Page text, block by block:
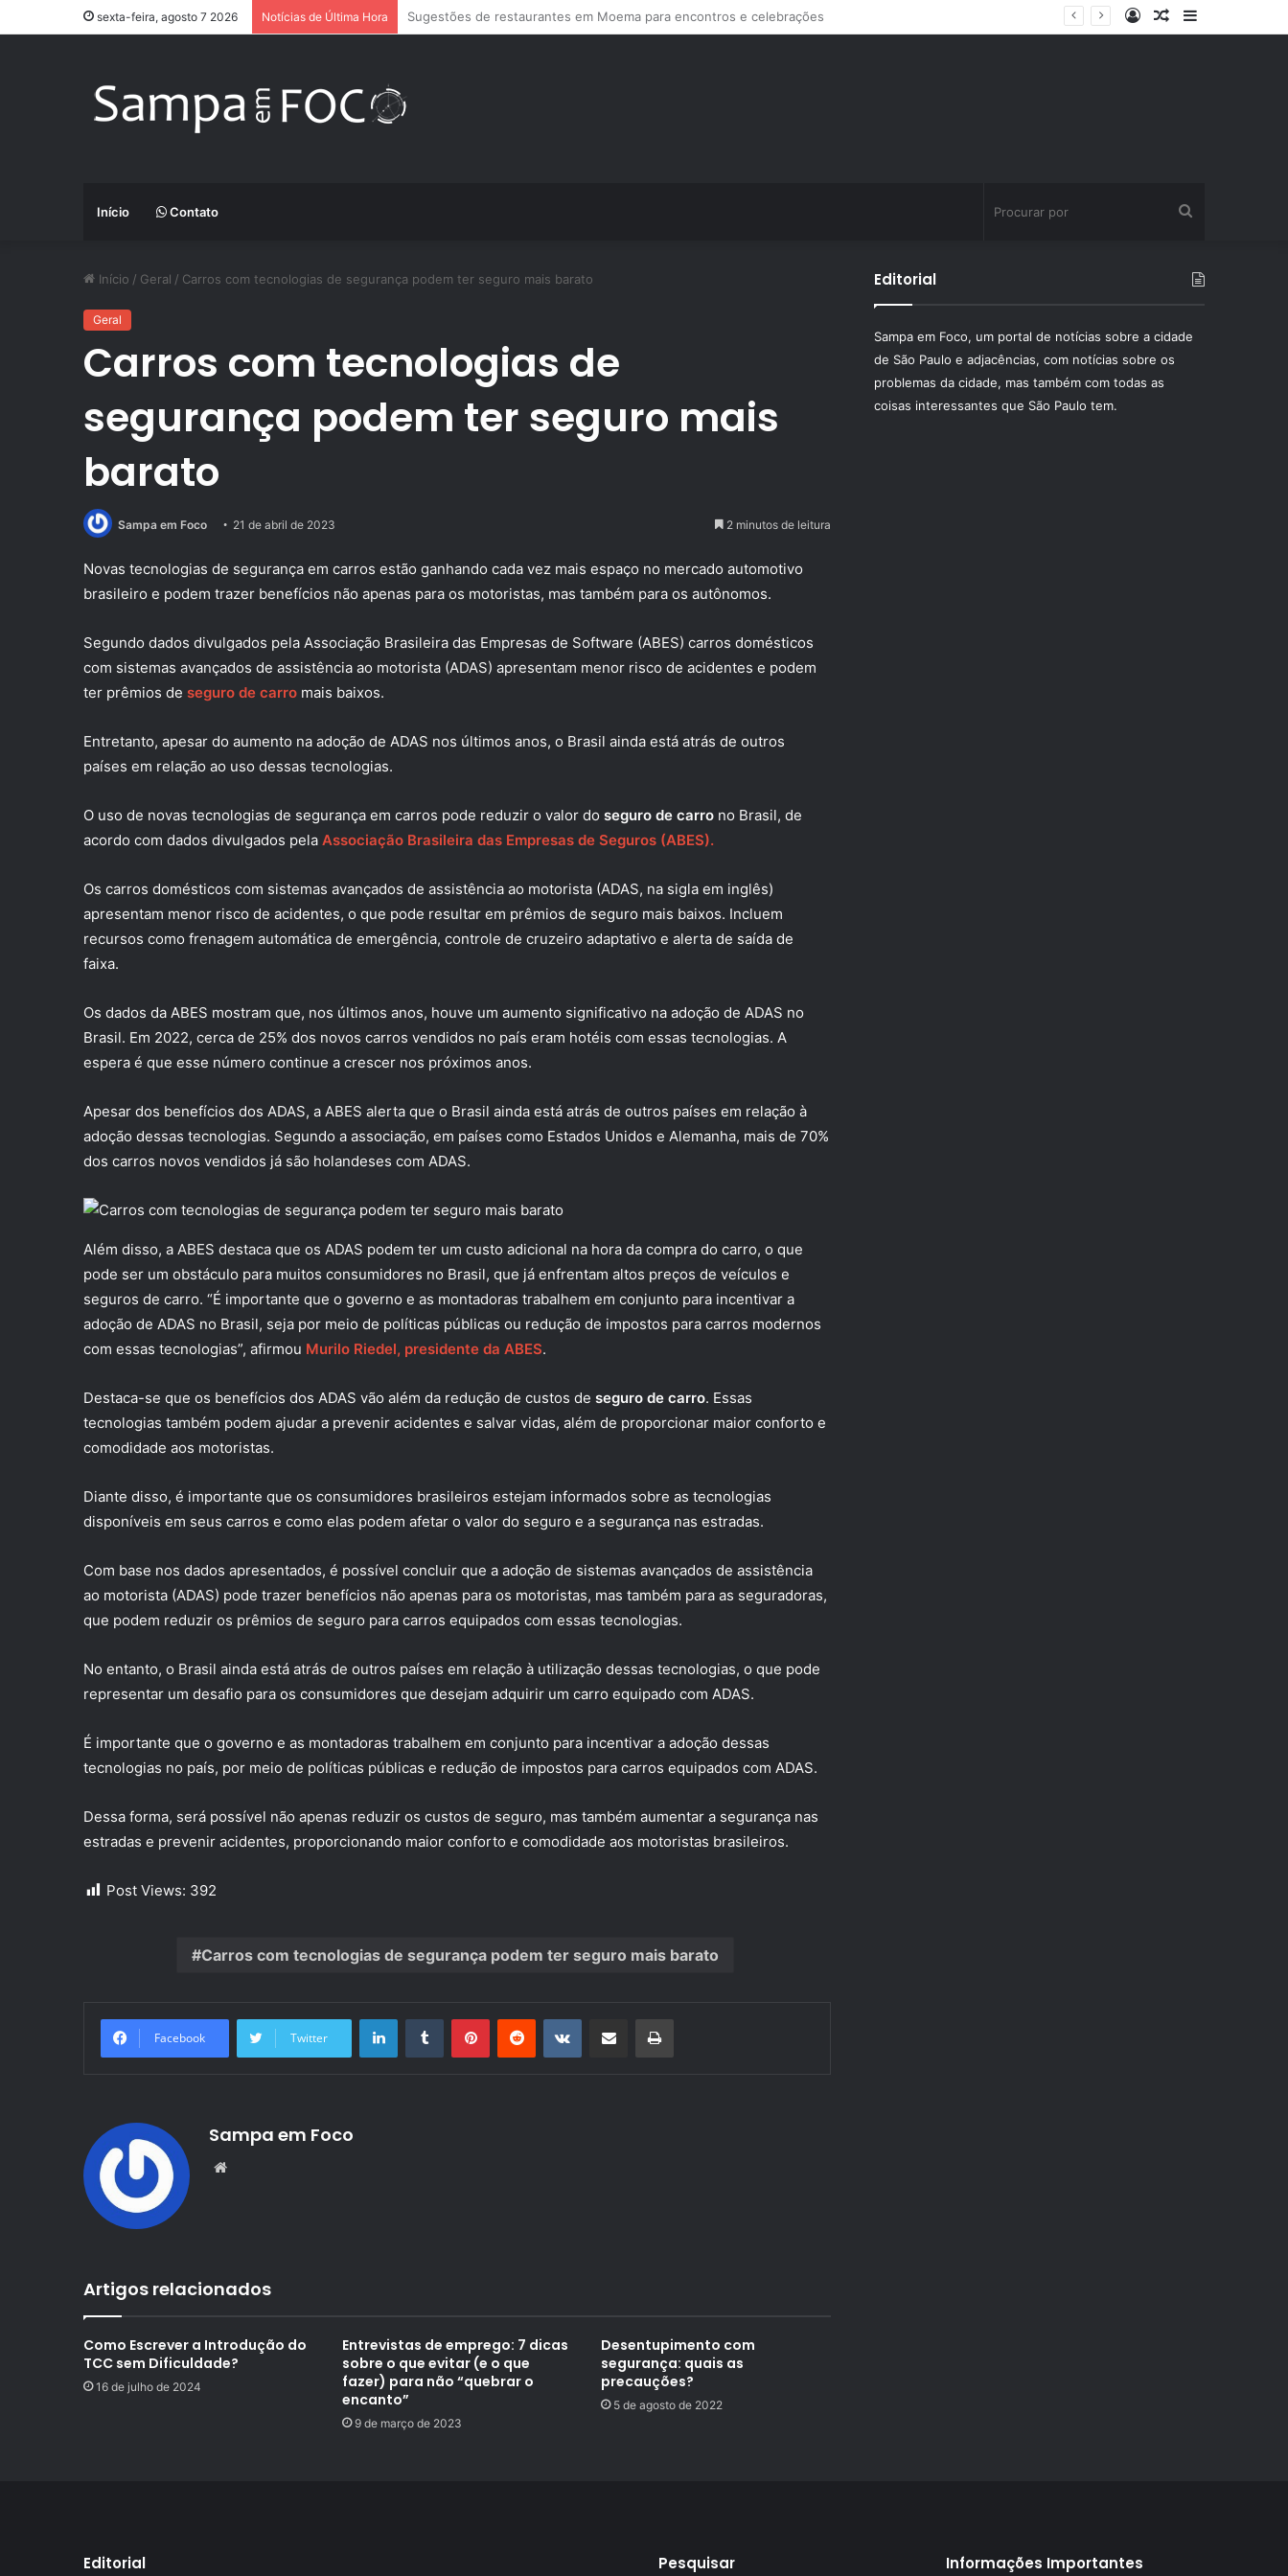
sexta-feira, agosto 7 2026 Notícias de Última Hora Apps de treino personalizado crescem no Brasil e impulsionam modelo de assinatura fitness
Barra
Artigo
Entrar
Início Contato
por
Início / Geral / Carros com tecnologias de segurança podem ter seguro mais barato
Geral
Carros com tecnologias de
segurança podem ter seguro mais
barato
Sampa em Foco 21 de abril de 2023 2 minutos de leitura
Novas tecnologias de segurança em carros estão ganhando cada vez mais espaço no mercado automotivo
brasileiro e podem trazer benefícios não apenas para os motoristas, mas também para os autônomos.
Segundo dados divulgados pela Associação Brasileira das Empresas de Software (ABES) carros domésticos
com sistemas avançados de assistência ao motorista (ADAS) apresentam menor risco de acidentes e podem
ter prêmios de seguro de carro mais baixos.
Entretanto, apesar do aumento na adoção de ADAS nos últimos anos, o Brasil ainda está atrás de outros
países em relação ao uso dessas tecnologias.
O uso de novas tecnologias de segurança em carros pode reduzir o valor do seguro de carro no Brasil, de
acordo com dados divulgados pela Associação Brasileira das Empresas de Seguros (ABES).
Os carros domésticos com sistemas avançados de assistência ao motorista (ADAS, na sigla em inglês)
apresentam menor risco de acidentes, o que pode resultar em prêmios de seguro mais baixos. Incluem
recursos como frenagem automática de emergência, controle de cruzeiro adaptativo e alerta de saída de
faixa.
Os dados da ABES mostram que, nos últimos anos, houve um aumento significativo na adoção de ADAS no
Brasil. Em 2022, cerca de 25% dos novos carros vendidos no país eram hotéis com essas tecnologias. A
espera é que esse número continue a crescer nos próximos anos.
Apesar dos benefícios dos ADAS, a ABES alerta que o Brasil ainda está atrás de outros países em relação à
adoção dessas tecnologias. Segundo a associação, em países como Estados Unidos e Alemanha, mais de 70%
dos carros novos vendidos já são holandeses com ADAS.
Além disso, a ABES destaca que os ADAS podem ter um custo adicional na hora da compra do carro, o que
pode ser um obstáculo para muitos consumidores no Brasil, que já enfrentam altos preços de veículos e
seguros de carro. “É importante que o governo e as montadoras trabalhem em conjunto para incentivar a
adoção de ADAS no Brasil, seja por meio de políticas públicas ou redução de impostos para carros modernos
com essas tecnologias”, afirmou Murilo Riedel, presidente da ABES.
Destaca-se que os benefícios dos ADAS vão além da redução de custos de seguro de carro. Essas
tecnologias também podem ajudar a prevenir acidentes e salvar vidas, além de proporcionar maior conforto e
comodidade aos motoristas.
Diante disso, é importante que os consumidores brasileiros estejam informados sobre as tecnologias
disponíveis em seus carros e como elas podem afetar o valor do seguro e a segurança nas estradas.
Com base nos dados apresentados, é possível concluir que a adoção de sistemas avançados de assistência
ao motorista (ADAS) pode trazer benefícios não apenas para os motoristas, mas também para as seguradoras,
que podem reduzir os prêmios de seguro para carros equipados com essas tecnologias.
No entanto, o Brasil ainda está atrás de outros países em relação à utilização dessas tecnologias, o que pode
representar um desafio para os consumidores que desejam adquirir um carro equipado com ADAS.
É importante que o governo e as montadoras trabalhem em conjunto para incentivar a adoção dessas
tecnologias no país, por meio de políticas públicas e redução de impostos para carros equipados com ADAS.
Dessa forma, será possível não apenas reduzir os custos de seguro, mas também aumentar a segurança nas
estradas e prevenir acidentes, proporcionando maior conforto e comodidade aos motoristas brasileiros.
Post Views: 392
Carros com tecnologias de segurança podem ter seguro mais barato
Facebook Twitter
LinkedinTumblr PinterestReddit VK Compartilhar via e-mail Imprimir
Sampa em Foco
Website
Artigos relacionados
Como Escrever a Introdução do
TCC sem Dificuldade?
16 de julho de 2024
Entrevistas de emprego: 7 dicas
sobre o que evitar (e o que
fazer) para não “quebrar o
encanto”
9 de março de 2023
Desentupimento com
segurança: quais as
precauções?
5 de agosto de 2022
Editorial
Sampa em Foco, um portal de notícias sobre a cidade
de São Paulo e adjacências, com notícias sobre os
problemas da cidade, mas também com todas as
coisas interessantes que São Paulo tem.
Editorial Pesquisar Informações Importantes